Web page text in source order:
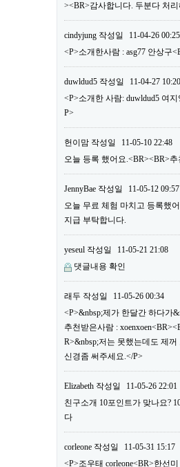
><BR>감사합니다. 두분다 처
cindyjung 작성일
11-04-26 00:25
<P>소개한사람 : asg77 안상구
duwldud5 작성일
11-04-27 10:20
<P>소개한 사람: duwldud5 여
P>
헌이맘 작성일
11-05-10 22:48
오늘 등록 했어요.<BR><BR>
JennyBae 작성일
11-05-12 09:57
오늘 무료 체험 마치고 등록했
지급 부탁합니다.
yeseul 작성일
11-05-21 21:08
댓글내용 확인
래두 작성일
11-05-26 00:34
<P>&nbsp;제가 한달간 하다가
추천받은사람 :
R>&nbsp;저는 못했는데도 제
신경좀 써주세요.</P>
Elizabeth 작성일
11-05-26 22:01
친구소개 10포인트가 맞나요?
다
corleone 작성일
11-05-31 15:17
<P>조우태 corleone<BR>한선